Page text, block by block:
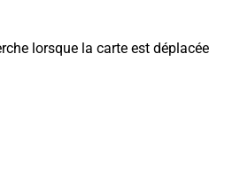
lorsque la carte est déplacée